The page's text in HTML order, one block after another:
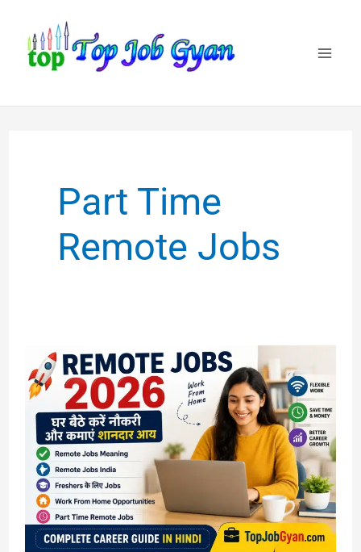
content
Part Time
Remote Jobs